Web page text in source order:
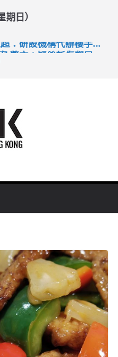
日）
目標九月發表首個五年規劃 李家超：研設機構代辦樓宇維修